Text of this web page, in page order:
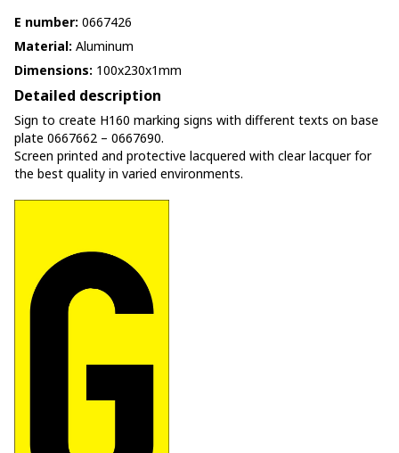
E number: 0667426
Material: Aluminum
Dimensions: 100x230x1mm
Detailed description
Sign to create H160 marking signs with different texts on base
plate 0667662 – 0667690.
Screen printed and protective lacquered with clear lacquer for
the best quality in varied environments.